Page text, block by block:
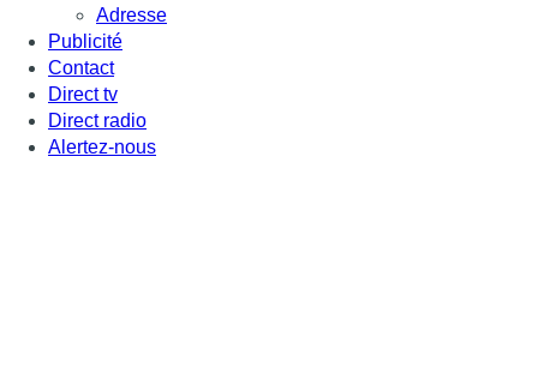
Adresse
Publicité
Contact
Direct tv
Direct radio
Alertez-nous